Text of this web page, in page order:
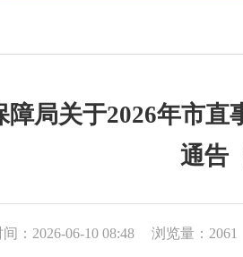
局关于2026年市
通告
间：2026-06-10 08:48 浏览量：2061